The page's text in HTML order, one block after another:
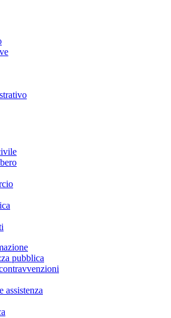
pubblica
assistenza